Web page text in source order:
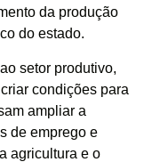
da produção
do estado.
setor produtivo,
condições para
ampliar a
de emprego e
agricultura e o